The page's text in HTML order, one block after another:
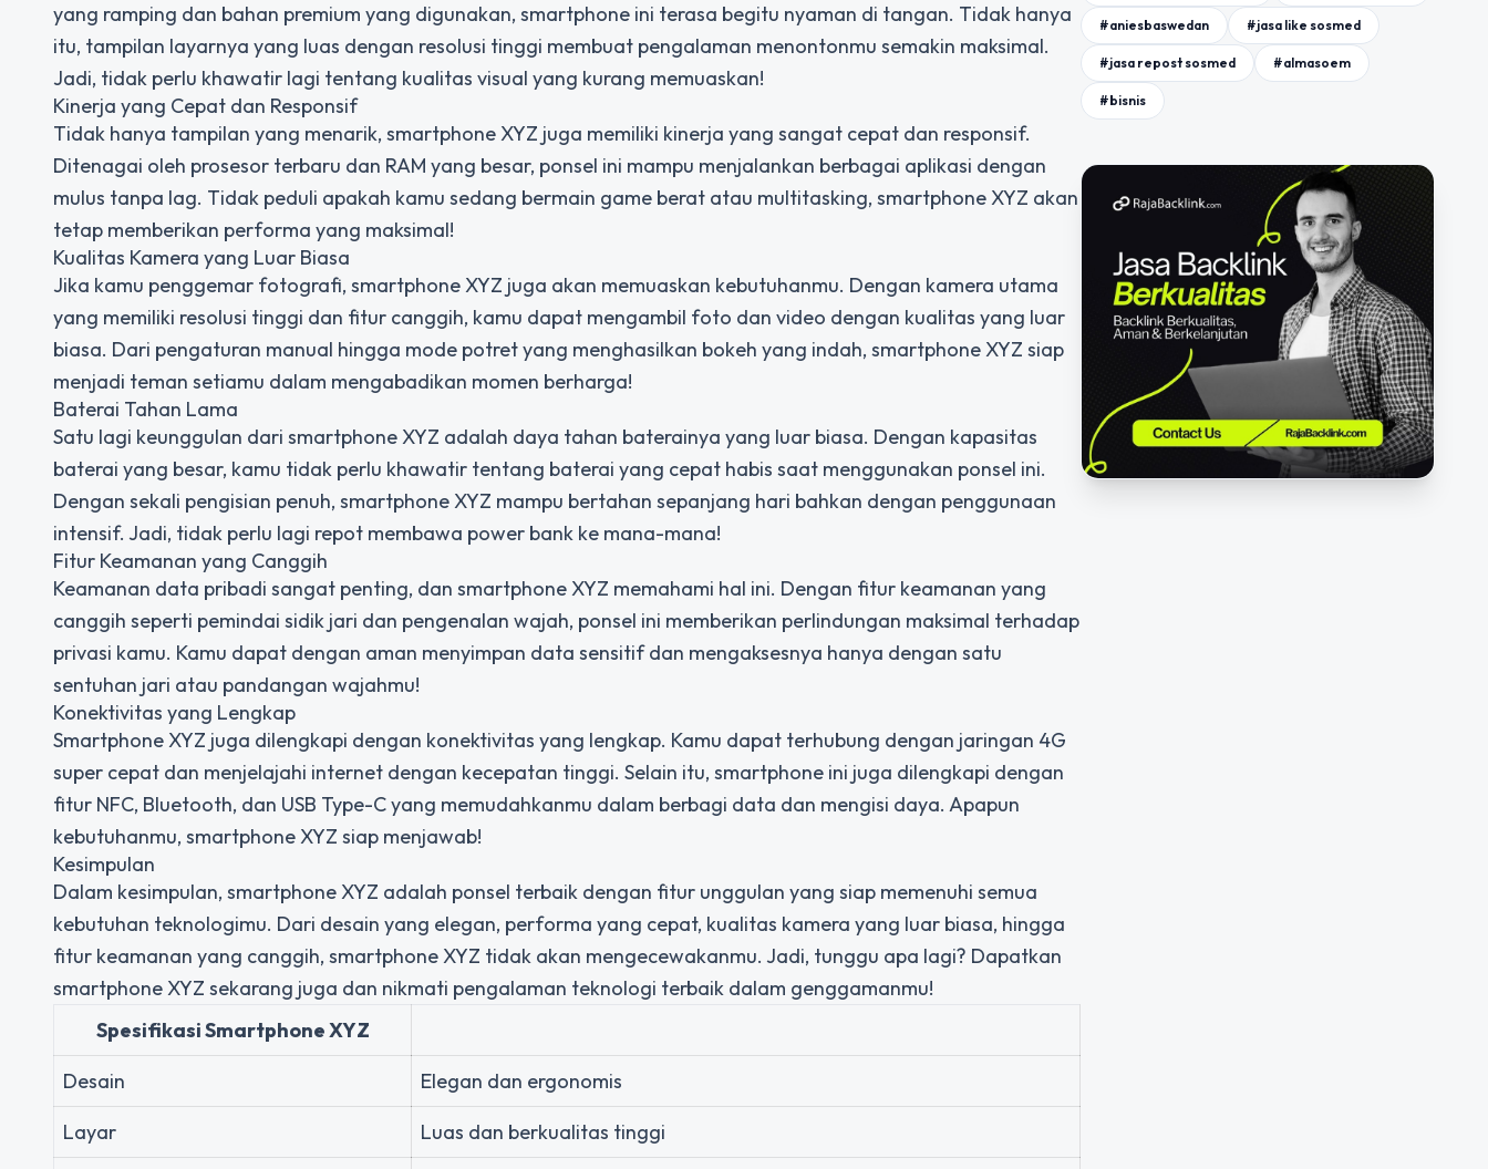
yang ramping dan bahan premium yang digunakan, smartphone ini terasa begitu nyaman di tangan. Tidak hanya
itu, tampilan layarnya yang luas dengan resolusi tinggi membuat pengalaman menontonmu semakin maksimal.
Jadi, tidak perlu khawatir lagi tentang kualitas visual yang kurang memuaskan!
Kinerja yang Cepat dan Responsif
Tidak hanya tampilan yang menarik, smartphone XYZ juga memiliki kinerja yang sangat cepat dan responsif.
Ditenagai oleh prosesor terbaru dan RAM yang besar, ponsel ini mampu menjalankan berbagai aplikasi dengan
mulus tanpa lag. Tidak peduli apakah kamu sedang bermain game berat atau multitasking, smartphone XYZ akan
tetap memberikan performa yang maksimal!
Kualitas Kamera yang Luar Biasa
Jika kamu penggemar fotografi, smartphone XYZ juga akan memuaskan kebutuhanmu. Dengan kamera utama
yang memiliki resolusi tinggi dan fitur canggih, kamu dapat mengambil foto dan video dengan kualitas yang luar
biasa. Dari pengaturan manual hingga mode potret yang menghasilkan bokeh yang indah, smartphone XYZ siap
menjadi teman setiamu dalam mengabadikan momen berharga!
Baterai Tahan Lama
Satu lagi keunggulan dari smartphone XYZ adalah daya tahan baterainya yang luar biasa. Dengan kapasitas
baterai yang besar, kamu tidak perlu khawatir tentang baterai yang cepat habis saat menggunakan ponsel ini.
Dengan sekali pengisian penuh, smartphone XYZ mampu bertahan sepanjang hari bahkan dengan penggunaan
intensif. Jadi, tidak perlu lagi repot membawa power bank ke mana-mana!
Fitur Keamanan yang Canggih
Keamanan data pribadi sangat penting, dan smartphone XYZ memahami hal ini. Dengan fitur keamanan yang
canggih seperti pemindai sidik jari dan pengenalan wajah, ponsel ini memberikan perlindungan maksimal terhadap
privasi kamu. Kamu dapat dengan aman menyimpan data sensitif dan mengaksesnya hanya dengan satu
sentuhan jari atau pandangan wajahmu!
Konektivitas yang Lengkap
Smartphone XYZ juga dilengkapi dengan konektivitas yang lengkap. Kamu dapat terhubung dengan jaringan 4G
super cepat dan menjelajahi internet dengan kecepatan tinggi. Selain itu, smartphone ini juga dilengkapi dengan
fitur NFC, Bluetooth, dan USB Type-C yang memudahkanmu dalam berbagi data dan mengisi daya. Apapun
kebutuhanmu, smartphone XYZ siap menjawab!
Kesimpulan
Dalam kesimpulan, smartphone XYZ adalah ponsel terbaik dengan fitur unggulan yang siap memenuhi semua
kebutuhan teknologimu. Dari desain yang elegan, performa yang cepat, kualitas kamera yang luar biasa, hingga
fitur keamanan yang canggih, smartphone XYZ tidak akan mengecewakanmu. Jadi, tunggu apa lagi? Dapatkan
smartphone XYZ sekarang juga dan nikmati pengalaman teknologi terbaik dalam genggamanmu!
Spesifikasi Smartphone XYZ
Desain
Elegan dan ergonomis
Layar
Luas dan berkualitas tinggi
#aniesbaswedan #jasa like sosmed
#jasa repost sosmed #almasoem
#bisnis